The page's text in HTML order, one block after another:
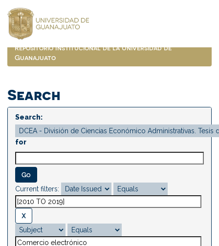
navigation
Repositorio Institucional de la Universidad de
Guanajuato
Search
Search:
for
Current filters: